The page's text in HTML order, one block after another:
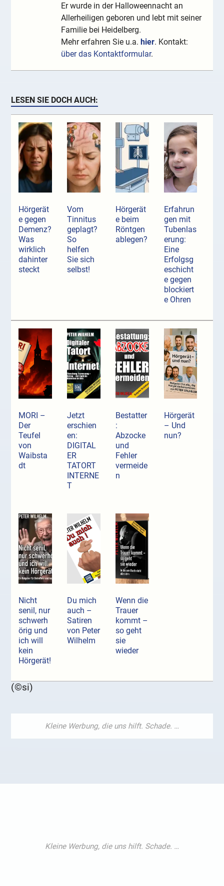
Er wurde in der Halloweennacht an
Allerheiligen geboren und lebt mit seiner
Familie bei Heidelberg.
Mehr erfahren Sie u.a.hier. Kontakt:
über das Kontaktformular.
LESEN SIE DOCH AUCH:
Hörgerät
e gegen
Demenz?
Was
wirklich
dahinter
steckt
Vom
Tinnitus
geplagt?
So
helfen
Sie sich
selbst!
Hörgerät
e beim
Röntgen
ablegen?
Erfahrun
gen mit
Tubenlas
erung:
Eine
Erfolgsg
eschicht
e gegen
blockiert
e Ohren
MORI –
Der
Teufel
von
Waibsta
dt
Jetzt
erschien
en:
DIGITAL
ER
TATORT
INTERNE
T
Bestatter
:
Abzocke
und
Fehler
vermeide
n
Hörgerät
– Und
nun?
Nicht
senil, nur
schwerh
örig und
ich will
kein
Hörgerät!
Du mich
auch –
Satiren
von Peter
Wilhelm
Wenn die
Trauer
kommt –
so geht
sie
wieder
(©si)